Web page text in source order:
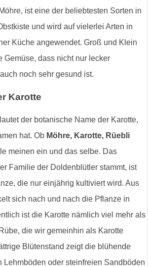
ist eine der beliebtesten Sorten in
und wird auf vielerlei Arten in
Küche angewendet. Groß und Klein
Gemüse, dass nicht nur lecker
noch sehr gesund ist.
Karotte
der botanische Name der Karotte,
hat. Ob Möhre, Karotte, Rüebli
meinen ein und das selbe. Das
Familie der Doldenblütler stammt, ist
die nur einjährig kultiviert wird. Aus
sich nach und nach die Pflanze in
ist die Karotte nämlich viel mehr als
die wir gemeinhin als Karotte
Blütenstand zeigt die blühende
Lehmböden oder steinfreien Sandböden